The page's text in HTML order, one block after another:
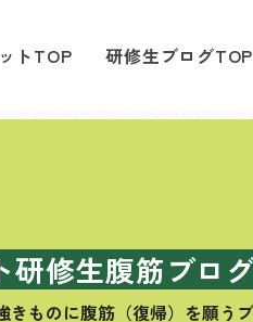
トTOP 研修生ブログTOP
研修生腹筋ブロ
きものに腹筋（復帰）を願うブ